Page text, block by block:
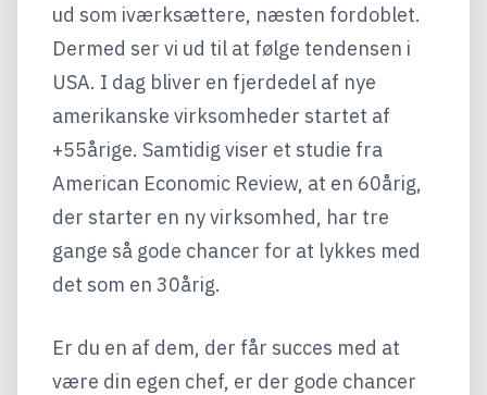
ud som iværksættere, næsten fordoblet.
Dermed ser vi ud til at følge tendensen i
USA. I dag bliver en fjerdedel af nye
amerikanske virksomheder startet af
+55årige. Samtidig viser et studie fra
American Economic Review, at en 60årig,
der starter en ny virksomhed, har tre
gange så gode chancer for at lykkes med
det som en 30årig.
Er du en af dem, der får succes med at
være din egen chef, er der gode chancer